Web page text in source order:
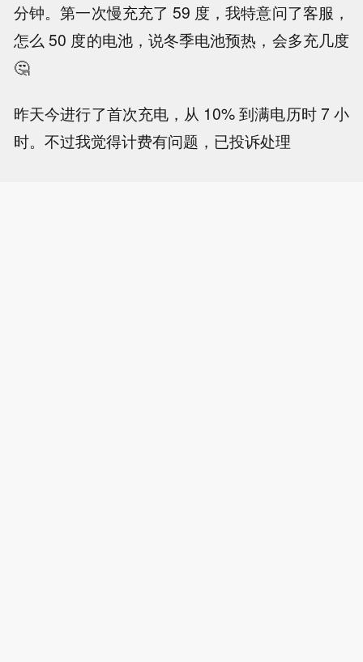
分钟。第一次慢充充了 59 度，我特意问了客服，
怎么 50 度的电池，说冬季电池预热，会多充几度
🤔
昨天今进行了首次充电，从 10% 到满电历时 7 小
时。不过我觉得计费有问题，已投诉处理